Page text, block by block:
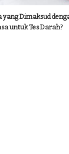
yang Dimaksud
untuk Tes Darah?